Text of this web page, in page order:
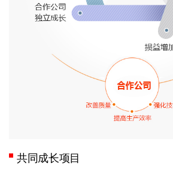
共同成长项目